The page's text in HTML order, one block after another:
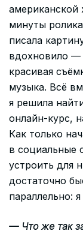
минуты
писала
вдохновило —
красивая
музыка. Всё
я решила
онлайн-курс,
Как только
в социальные
устроить для
достаточно
параллельно:
— Что же так